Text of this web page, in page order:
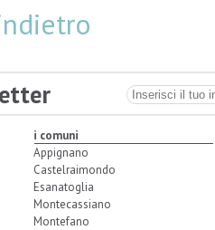
i comuni
Appignano
Castelraimondo
Esanatoglia
Montecassiano
Montefano